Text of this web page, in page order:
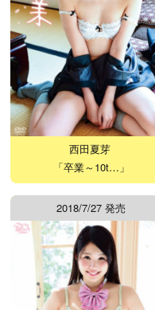
西田夏芽
「卒業～10t…」
2018/7/27 発売